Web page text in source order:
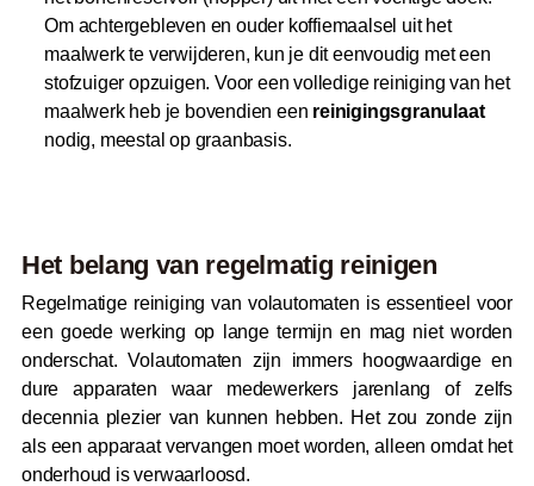
Om achtergebleven en ouder koffiemaalsel uit het
maalwerk te verwijderen, kun je dit eenvoudig met een
stofzuiger opzuigen. Voor een volledige reiniging van het
maalwerk heb je bovendien een reinigingsgranulaat
nodig, meestal op graanbasis.
Het belang van regelmatig reinigen
Regelmatige reiniging van volautomaten is essentieel voor
een goede werking op lange termijn en mag niet worden
onderschat. Volautomaten zijn immers hoogwaardige en
dure apparaten waar medewerkers jarenlang of zelfs
decennia plezier van kunnen hebben. Het zou zonde zijn
als een apparaat vervangen moet worden, alleen omdat het
onderhoud is verwaarloosd.